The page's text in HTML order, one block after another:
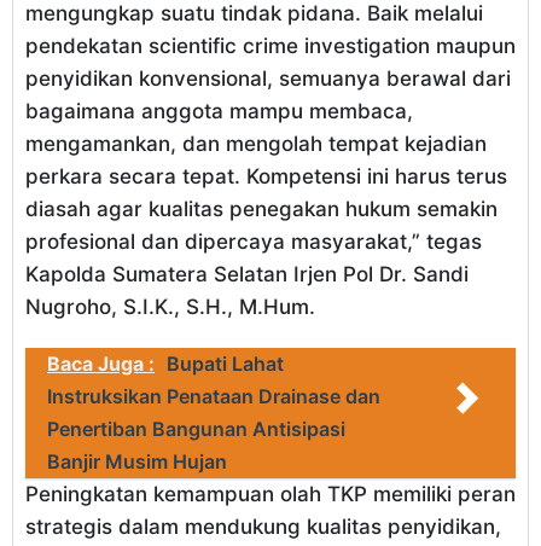
mengungkap suatu tindak pidana. Baik melalui
pendekatan scientific crime investigation maupun
penyidikan konvensional, semuanya berawal dari
bagaimana anggota mampu membaca,
mengamankan, dan mengolah tempat kejadian
perkara secara tepat. Kompetensi ini harus terus
diasah agar kualitas penegakan hukum semakin
profesional dan dipercaya masyarakat,” tegas
Kapolda Sumatera Selatan Irjen Pol Dr. Sandi
Nugroho, S.I.K., S.H., M.Hum.
Baca Juga : Bupati Lahat
Instruksikan Penataan Drainase dan
Penertiban Bangunan Antisipasi
Banjir Musim Hujan
Peningkatan kemampuan olah TKP memiliki peran
strategis dalam mendukung kualitas penyidikan,